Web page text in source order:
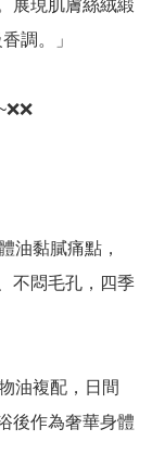
展現肌膚絲絨緞
調。」
油黏膩痛點，
不悶毛孔，四季
油複配，日間
後作為奢華身體